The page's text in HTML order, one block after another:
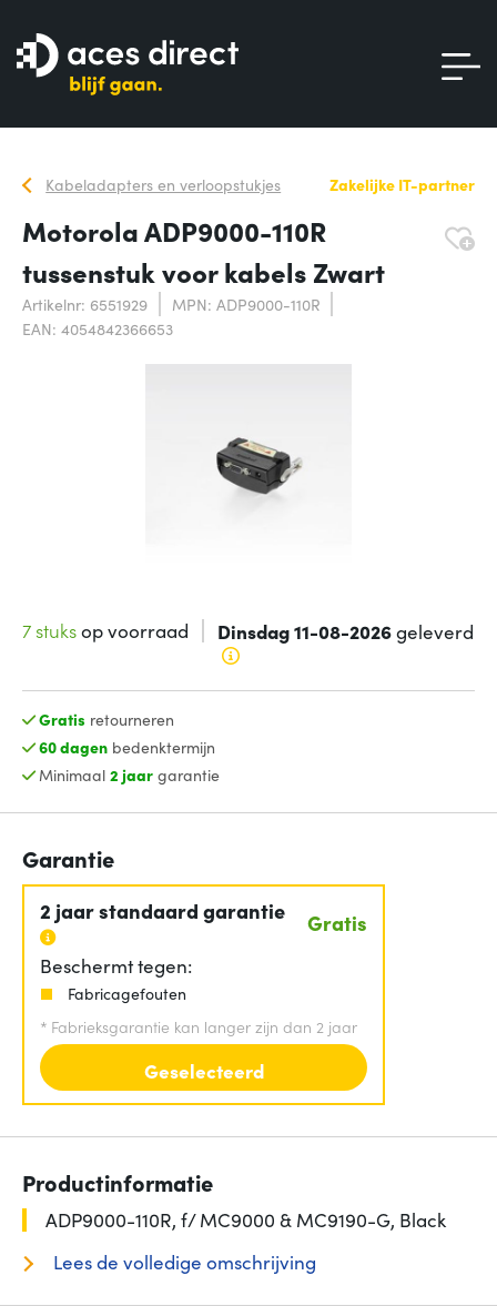
Kabeladapters en verloopstukjes Zakelijke IT-partner
Motorola ADP9000-110R
tussenstuk voor kabels Zwart
Artikelnr: 6551929
MPN: ADP9000-110R
EAN: 4054842366653
7 stuksop voorraad Dinsdag 11-08-2026geleverd
Gratis retourneren
60 dagenbedenktermijn
Minimaal 2 jaargarantie
Garantie
2 jaar standaard garantie Gratis
Beschermt tegen:
Fabricagefouten
* Fabrieksgarantie kan langer zijn dan 2 jaar
Geselecteerd
Productinformatie
ADP9000-110R, f/ MC9000 & MC9190-G, Black
Lees de volledige omschrijving